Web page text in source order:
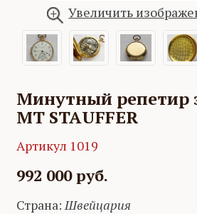
Увеличить
Минутный репетир
MT STAUFFER
Артикул 1019
992 000 руб.
Страна:Швейцария